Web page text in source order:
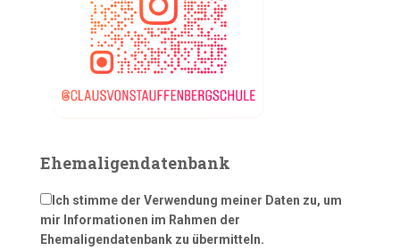
Ehemaligendatenbank
Ich stimme der Verwendung meiner Daten zu, um
mir Informationen im Rahmen der
Ehemaligendatenbank zu übermitteln.